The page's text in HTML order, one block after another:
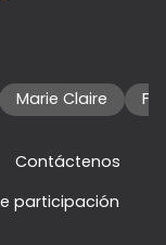
Marie Claire
Contáctenos
participación